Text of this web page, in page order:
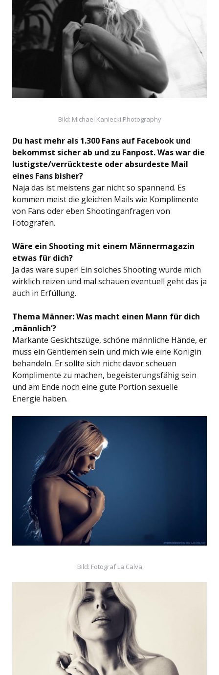
Bild: Michael Kaniecki Photography
Du hast mehr als 1.300 Fans auf Facebook und
bekommst sicher ab und zu Fanpost. Was war die
lustigste/verrückteste oder absurdeste Mail
eines Fans bisher?
Naja das ist meistens gar nicht so spannend. Es
kommen meist die gleichen Mails wie Komplimente
von Fans oder eben Shootinganfragen von
Fotografen.
Wäre ein Shooting mit einem Männermagazin
etwas für dich?
Ja das wäre super! Ein solches Shooting würde mich
wirklich reizen und mal schauen eventuell geht das ja
auch in Erfüllung.
Thema Männer: Was macht einen Mann für dich
‚männlich‘?
Markante Gesichtszüge, schöne männliche Hände, er
muss ein Gentlemen sein und mich wie eine Königin
behandeln. Er sollte sich nicht davor scheuen
Komplimente zu machen, begeisterungsfähig sein
und am Ende noch eine gute Portion sexuelle
Energie haben.
Bild: Fotograf La Calva